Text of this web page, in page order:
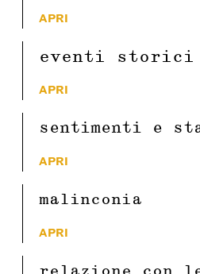
APRI
eventi storici
APRI
sentimenti e
APRI
malinconia
APRI